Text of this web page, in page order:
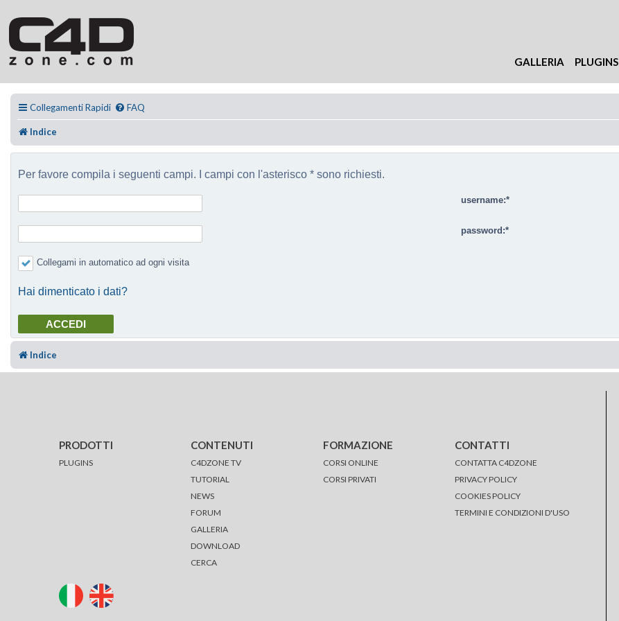
GALLERIA PLUGINS
Collegamenti Rapidi FAQ
Indice
Per favore compila i seguenti campi. I campi con l'asterisco * sono richiesti.
username:
password:
Collegami in automatico ad ogni visita
Hai dimenticato i dati?
Indice
PRODOTTI
PLUGINS
CONTENUTI
C4DZONE TV
TUTORIAL
NEWS
FORUM
GALLERIA
DOWNLOAD
CERCA
FORMAZIONE
CORSI ONLINE
CORSI PRIVATI
CONTATTI
CONTATTA C4DZONE
PRIVACY POLICY
COOKIES POLICY
TERMINI E CONDIZIONI D'USO